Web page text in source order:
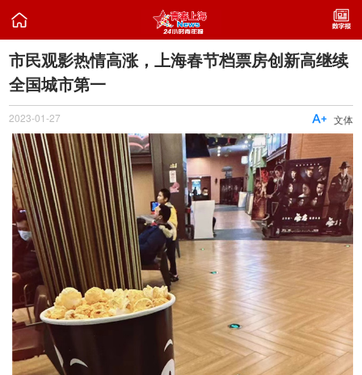

市民观影热情高涨，上海春节档票房创新高继续
全国城市第一
2023-01-27 文体
